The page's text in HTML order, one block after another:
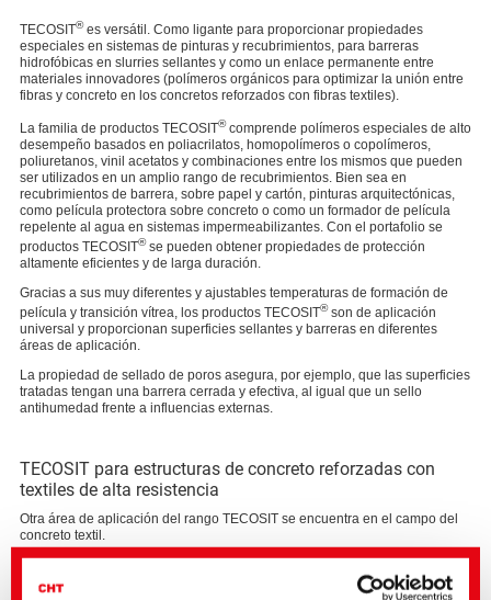
TECOSIT®es versátil. Como ligante para proporcionar propiedades
especiales en sistemas de pinturas y recubrimientos, para barreras
hidrofóbicas en slurries sellantes y como un enlace permanente entre
materiales innovadores (polímeros orgánicos para optimizar la unión entre
fibras y concreto en los concretos reforzados con fibras textiles).
La familia de productos TECOSIT®comprende polímeros especiales de alto
desempeño basados en poliacrilatos, homopolímeros o copolímeros,
poliuretanos, vinil acetatos y combinaciones entre los mismos que pueden
ser utilizados en un amplio rango de recubrimientos. Bien sea en
recubrimientos de barrera, sobre papel y cartón, pinturas arquitectónicas,
como película protectora sobre concreto o como un formador de película
repelente al agua en sistemas impermeabilizantes. Con el portafolio se
productos TECOSIT®se pueden obtener propiedades de protección
altamente eficientes y de larga duración.
Gracias a sus muy diferentes y ajustables temperaturas de formación de
película y transición vítrea, los productos TECOSIT®son de aplicación
universal y proporcionan superficies sellantes y barreras en diferentes
áreas de aplicación.
La propiedad de sellado de poros asegura, por ejemplo, que las superficies
tratadas tengan una barrera cerrada y efectiva, al igual que un sello
antihumedad frente a influencias externas.
TECOSIT para estructuras de concreto reforzadas con
textiles de alta resistencia
Otra área de aplicación del rango TECOSIT se encuentra en el campo del
concreto textil.
ventaja decisiva de ser durables aún bajo condiciones medioambientales